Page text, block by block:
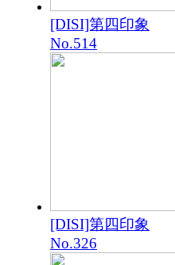
[DISI]第四印象
No.514
[DISI]第四印象
No.326